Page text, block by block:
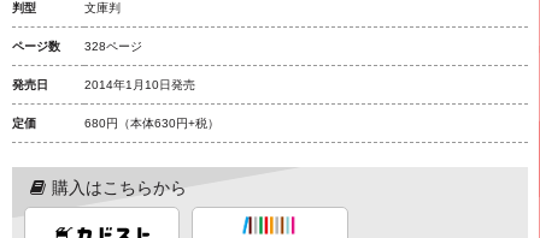
判型 文庫判
ページ数 328ページ
発売日 2014年1月10日発売
定価 680円 （本体630円+税）
購入はこちらから